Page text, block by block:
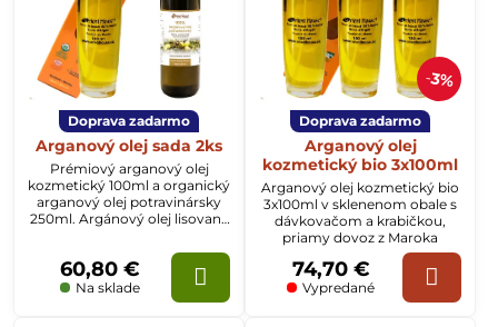
Doprava zadarmo
Arganový olej sada 2ks
Prémiový arganový olej
kozmetický 100ml a organický
arganový olej potravinársky
250ml. Argánový olej lisovaný
plodov stromu argania
spinosa.
Na sklade
60,80 €
3%
Doprava zadarmo
Arganový olej
kozmetický bio 3x100ml
Arganový olej kozmetický bio
3x100ml v sklenenom obale s
dávkovačom a krabičkou,
priamy dovoz z Maroka
Vypredané
74,70 €